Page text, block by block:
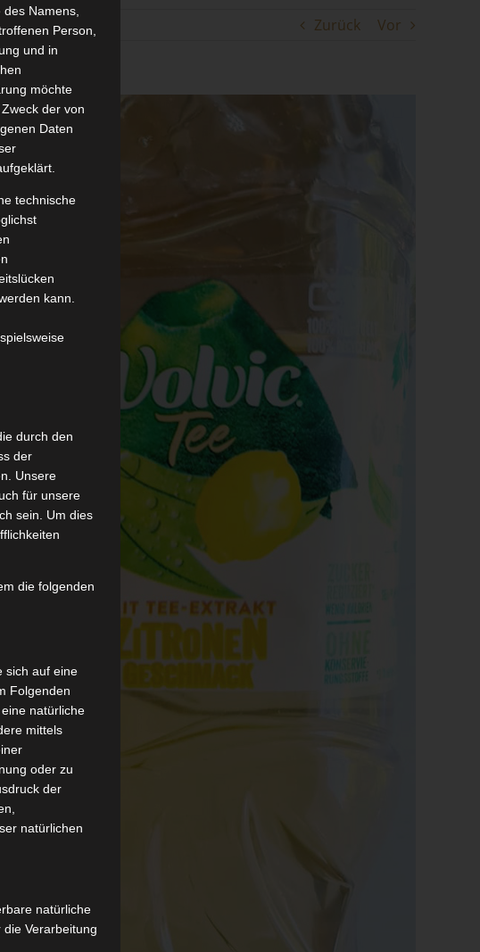
Zurück Vor
Namens,
Person,
und in
möchte
der von
Daten
technische
kann.
durch den
der
Unsere
für unsere
sein. Um dies
die folgenden
sich auf eine
Folgenden
natürliche
mittels
oder zu
der
natürlichen
natürliche
Verarbeitung